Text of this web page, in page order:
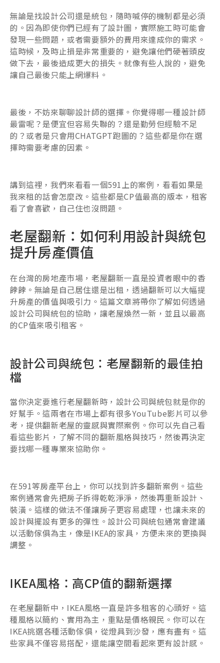
無論是找設計公司還是統包，隨時喊停的機制都是必須
的。因為即使你們已經有了設計圖，實際施工時可能會
發現一些問題，或者需要額外的費用來達成你的需求。
這時候，及時止損是非常重要的，避免讓他們硬著頭皮
做下去，最後造成更大的損失。就像有些人說的，避免
讓自己最後只能上網爆料。
最後，不妨來聊聊設計師的選擇。你覺得哪一種設計師
最雷呢？是便宜但容易失聯的？還是勤勞但經驗不足
的？或者是只會用CHATGPT跑圖的？這些都是你在選
擇時需要考慮的因素。
講到這裡，我們來看看一個591上的案例，看看如果是
我來租的話會怎麼改。這些都是CP值最高的版本，租客
看了會喜歡，自己住也沒問題。
老屋翻新：如何利用設計與統包
提升房產價值
在台灣的房地產市場，老屋翻新一直是投資者眼中的香
餑餑。無論是自己居住還是出租，透過翻新可以大幅提
升房產的價值與吸引力。這篇文章將帶你了解如何透過
設計公司與統包的協助，讓老屋煥然一新，並且以最高
的CP值來吸引租客。
設計公司與統包：老屋翻新的最佳拍
檔
當你決定要進行老屋翻新時，設計公司與統包就是你的
好幫手。這兩者在市場上都有很多YouTube影片可以參
考，提供翻新老屋的靈感與實際案例。你可以先自己看
看這些影片，了解不同的翻新風格與技巧，然後再決定
要找哪一種專業來協助你。
在591等房產平台上，你可以找到許多翻新案例。這些
案例通常會先把房子拆得乾乾淨淨，然後再重新設計、
裝潢。這樣的做法不僅讓房子更容易處理，也讓未來的
設計與擺設有更多的彈性。設計公司與統包通常會建議
以活動傢俱為主，像是IKEA的家具，方便未來的更換與
調整。
IKEA風格：高CP值的翻新選擇
在老屋翻新中，IKEA風格一直是許多租客的心頭好。這
種風格以簡約、實用為主，重點是價格親民。你可以在
IKEA挑選各種活動傢俱，從燈具到沙發，應有盡有。這
些家具不僅容易搭配，還能讓空間看起來更有設計感。